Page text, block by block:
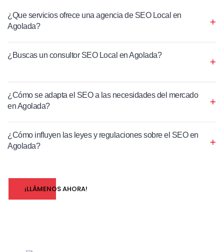
¿Que servicios ofrece una agencia de SEO Local en
Agolada?
¿Buscas un consultor SEO Local en Agolada?
¿Cómo se adapta el SEO a las necesidades del mercado
en Agolada?
¿Cómo influyen las leyes y regulaciones sobre el SEO en
Agolada?
¡LLÁMENOS AHORA!